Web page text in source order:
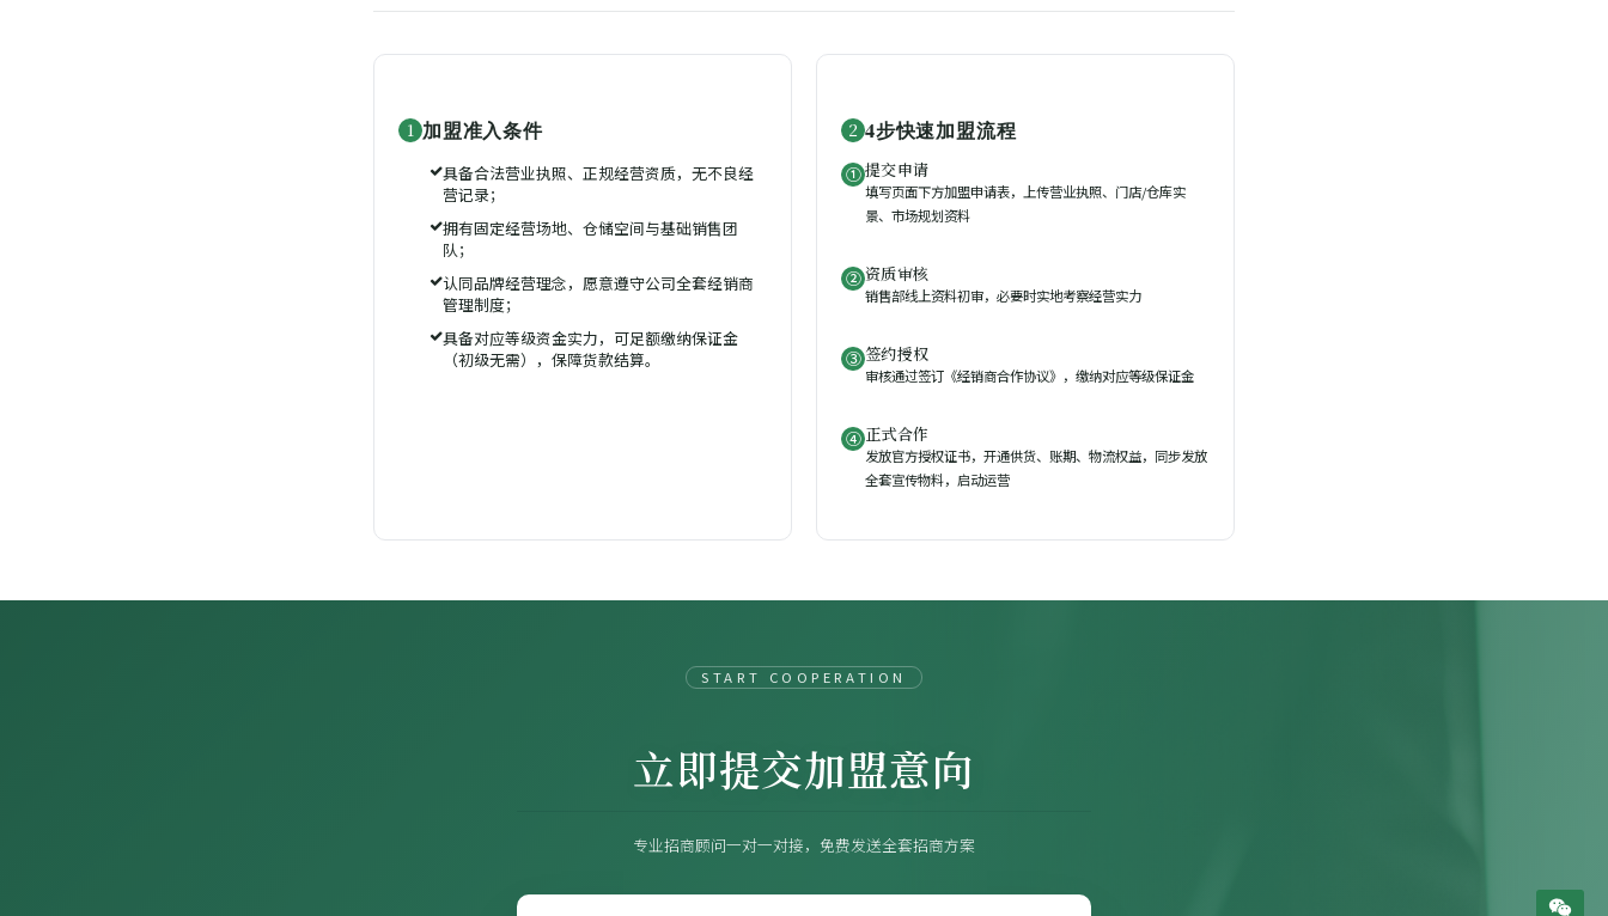
1 加盟准入条件
具备合法营业执照、正规经营资质，无不良经
营记录；
拥有固定经营场地、仓储空间与基础销售团
队；
认同品牌经营理念，愿意遵守公司全套经销商
管理制度；
具备对应等级资金实力，可足额缴纳保证金
（初级无需），保障货款结算。
2 4步快速加盟流程
①提交申请
填写页面下方加盟申请表，上传营业执照、门店/仓库实
景、市场规划资料
②资质审核
销售部线上资料初审，必要时实地考察经营实力
③ 签约授权
审核通过签订《经销商合作协议》，缴纳对应等级保证金
④ 正式合作
发放官方授权证书，开通供货、账期、物流权益，同步发放
全套宣传物料，启动运营
START COOPERATION
立即提交加盟意向
专业招商顾问一对一对接，免费发送全套招商方案